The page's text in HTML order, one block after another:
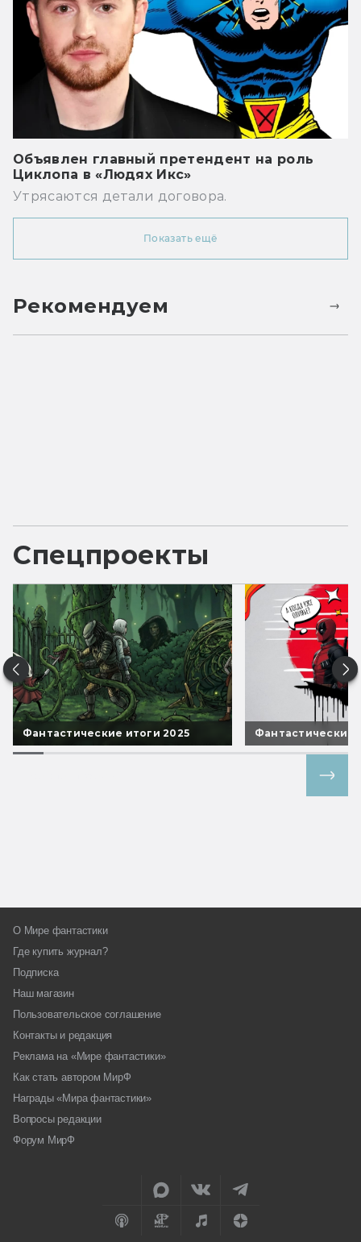
Объявлен главный претендент на роль
Циклопа в «Людях Икс»
Утрясаются детали договора.
Показать ещё
Рекомендуем
Спецпроекты
Фантастические итоги 2025 Фантастические
О Мире фантастики
Где купить журнал?
Подписка
Наш магазин
Пользовательское соглашение
Контакты и редакция
Реклама на «Мире фантастики»
Как стать автором МирФ
Награды «Мира фантастики»
Вопросы редакции
Форум МирФ